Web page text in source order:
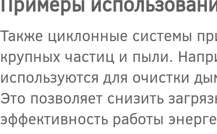
Также циклонные системы
крупных частиц и пыли.
используются для очистки
Это позволяет снизить
эффективность работы